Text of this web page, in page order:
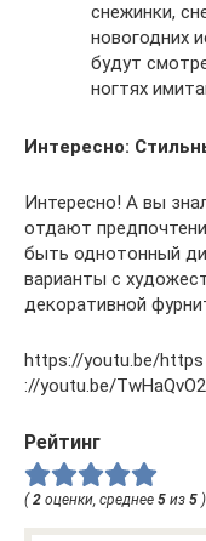
снежинки,
новогодних
будут
ногтях
Интересно:
Интересно! А вы
отдают
быть однотонный
варианты с
декоративной
https://youtu.be/https
://youtu.be/
Рейтинг
( 2 оценки, среднее 5 из 5 )